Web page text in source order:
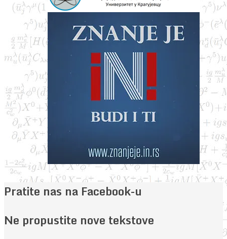
Pratite nas na Facebook-u
Ne propustite nove tekstove